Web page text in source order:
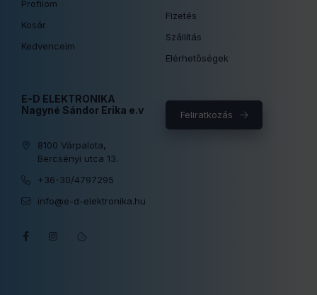
Profilom
Kosár
Kedvenceim
Fizetés
Szállítás
Elérhetőségek
E-D ELEKTRONIKA
Nagyné Sándor Erika e.v
8100 Várpalota,
Bercsényi utca 13.
+36-30/4797295
info@e-d-elektronika.hu
Feliratkozás